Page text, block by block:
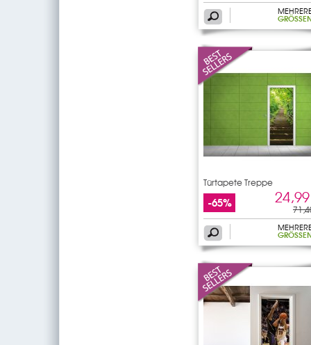
GRÖSSEN
Türtapete Treppe
-65%
GRÖSSEN